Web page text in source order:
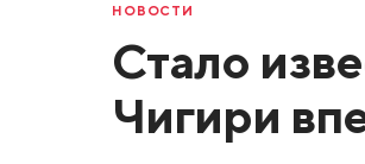
НОВОСТИ
Стало
Чигири